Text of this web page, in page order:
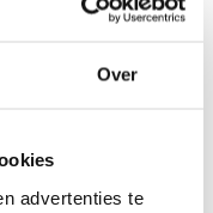
Over
advertenties te
standaarden voor
meer. Vergroot de
en